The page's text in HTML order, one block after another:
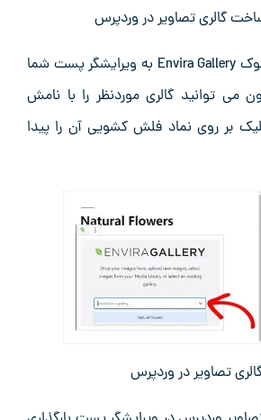
گالری تصاویر در وردپرس
با کلیک بر روی آن، بلوک Envira Gallery به ویرایشگر پست شما
می ‌توانید گالری موردنظر را با نامش
بر روی نماد فلش کشویی آن را پیدا
تصاویر در وردپرس